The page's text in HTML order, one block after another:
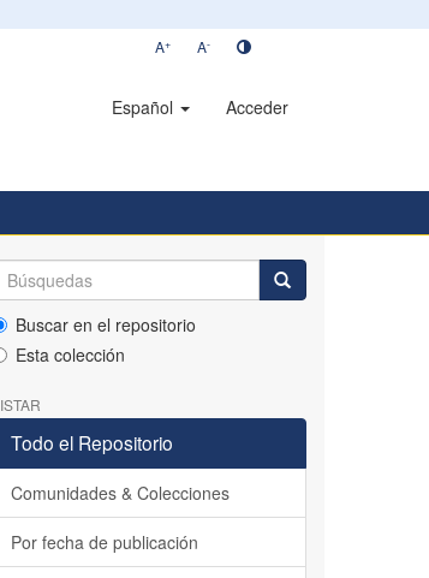
A+ A-
Español Acceder
Buscar en el repositorio
Esta colección
Todo el Repositorio
Comunidades & Colecciones
Por fecha de publicación